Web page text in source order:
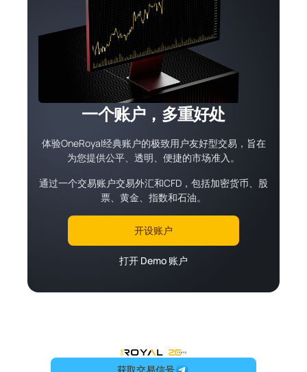
一个账户，多重好处
体验OneRoyal经典账户的极致用户友好型交易，旨在
为您提供公平、透明、便捷的市场准入。
通过一个交易账户交易外汇和CFD，包括加密货币、股
票、黄金、指数和石油。
开设账户
打开 Demo 账户
OneRoyal Home